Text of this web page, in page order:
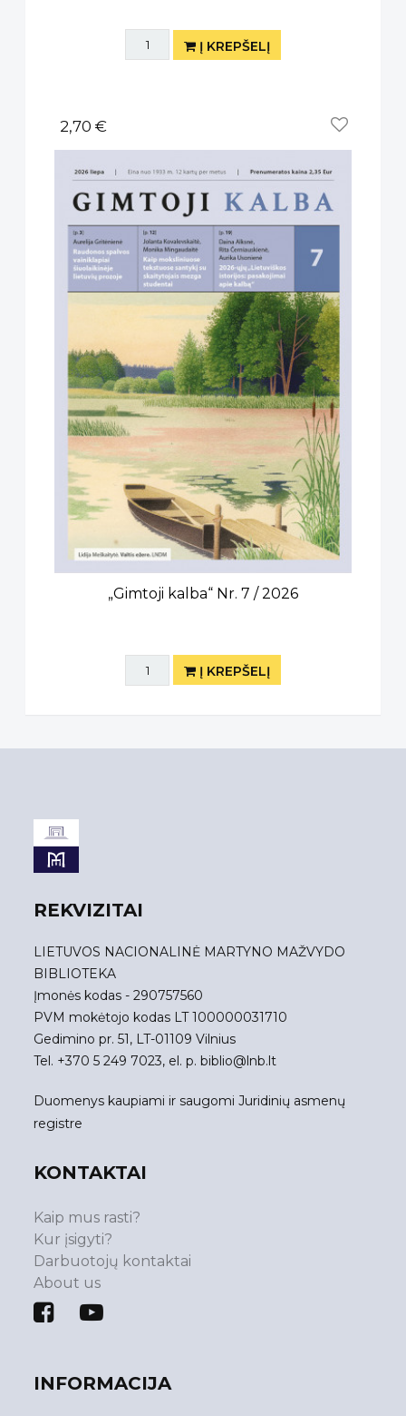
Į KREPŠELĮ
2,70 €
„Gimtoji kalba“ Nr. 7 / 2026
Į KREPŠELĮ
REKVIZITAI
LIETUVOS NACIONALINĖ MARTYNO MAŽVYDO
BIBLIOTEKA
Įmonės kodas - 290757560
PVM mokėtojo kodas LT 100000031710
Gedimino pr. 51, LT-01109 Vilnius
Tel. +370 5 249 7023, el. p. biblio@lnb.lt
Duomenys kaupiami ir saugomi Juridinių asmenų
registre
KONTAKTAI
Kaip mus rasti?
Kur įsigyti?
Darbuotojų kontaktai
About us
INFORMACIJA